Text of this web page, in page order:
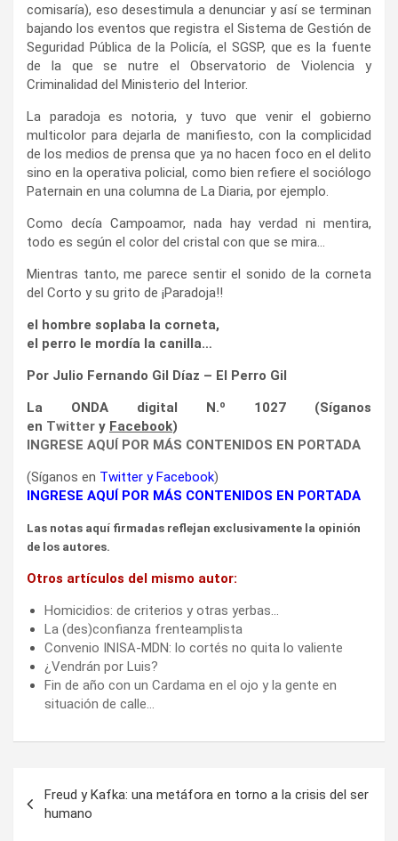
La paradoja es notoria, y tuvo que venir el gobierno
multicolor para dejarla de manifiesto, con la complicidad
de los medios de prensa que ya no hacen foco en el delito
sino en la operativa policial, como bien refiere el sociólogo
Como decía Campoamor, nada hay verdad ni mentira,
todo es según el color del cristal con que se mira…
Mientras tanto, me parece sentir el sonido de la corneta
del Corto y su grito de ¡Paradoja!!
el hombre soplaba la corneta,
el perro le mordía la canilla…
Por Julio Fernando Gil Díaz – El Perro Gil
enTwitter yFacebook)
INGRESE AQUÍ POR MÁS CONTENIDOS EN PORTADA
(Síganos enTwitteryFacebook
)
INGRESE AQUÍ POR MÁS CONTENIDOS EN PORTADA
Las notas aquí firmadas reflejan exclusivamente la opinión
de los autores.
Otros artículos del mismo autor:
La (des)confianza frenteamplista
Convenio INISA-MDN: lo cortés no quita lo valiente
¿Vendrán por Luis?
situación de calle…
Navegación
entradas
Freud y Kafka: una metáfora en torno a la crisis del ser